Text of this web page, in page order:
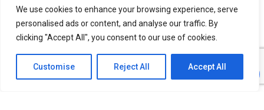
We use cookies to enhance your browsing experience, serve
personalised ads or content, and analyse our traffic. By
clicking "Accept All", you consent to our use of cookies.
Customise Reject All Accept All
Services d’inspection
Inspection HTHA
Soutien technique
Réseaux électriques
Métallurgie
Ultrasons
Inspection visuelle
Aérospatial
Pâtes et papiers